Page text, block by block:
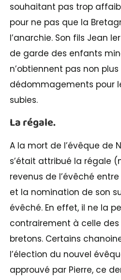
souhaitant pas trop
pour ne pas que la
l’anarchie. Son fils Jean
de garde des enfants
n’obtiennent pas non plus
dédommagements pour
subies.
La régale.
A la mort de l’évêque de
s’était attribué la régale
revenus de l’évêché
et la nomination de son
évêché. En effet, il ne la
contrairement à celle
bretons. Certains
l’élection du nouvel
approuvé par Pierre, ce